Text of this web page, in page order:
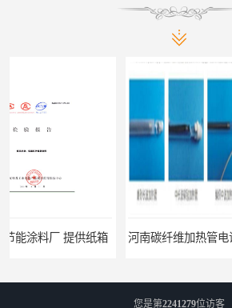
河南碳纤维加热管电话 查看详情 三门峡
您是第2241279位访客